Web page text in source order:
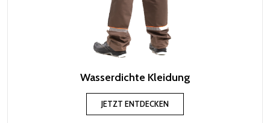
Wasserdichte Kleidung
JETZT ENTDECKEN